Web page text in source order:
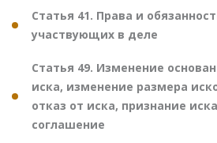
Статья 41. Права и
участвующих в деле
Статья 49. Изменение
иска, изменение размера
отказ от иска, признание
соглашение